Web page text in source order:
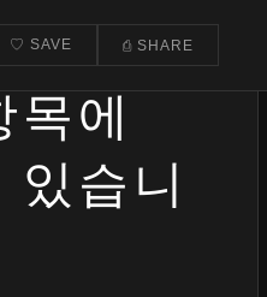
♡ SAVE ⎙ SHARE
목에
있습니